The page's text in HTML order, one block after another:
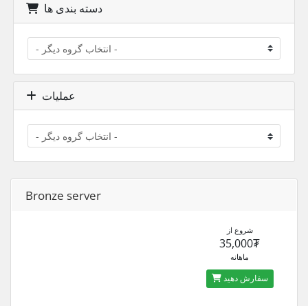
دسته بندی ها
عملیات
Bronze server
شروع از
35,000₮
ماهانه
سفارش دهید